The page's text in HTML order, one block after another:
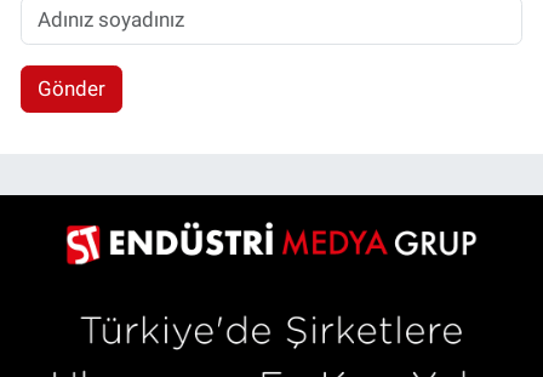
Gönder